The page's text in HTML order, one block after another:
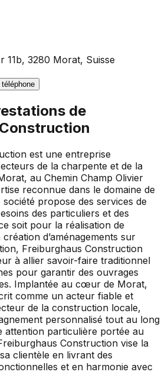
11b, 3280 Morat, Suisse
de
est une entreprise
de la charpente et de la
au Chemin Champ Olivier
reconnue dans le domaine de
propose des services de
des particuliers et des
soit pour la réalisation de
d’aménagements sur
Freiburghaus Construction
à allier savoir-faire traditionnel
pour garantir des ouvrages
Implantée au cœur de Morat,
comme un acteur fiable et
de la construction locale,
personnalisé tout au long
attention particulière portée au
Construction vise la
clientèle en livrant des
et en harmonie avec